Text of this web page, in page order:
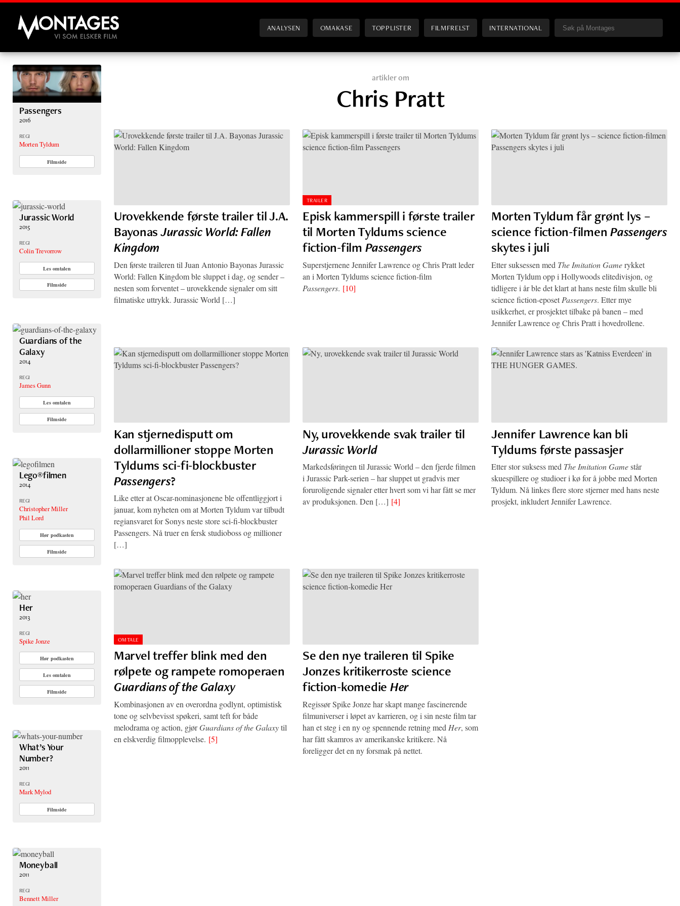
Montages
ANALYSEN OMAKASE TOPPLISTER FILMFRELST INTERNATIONAL
Passengers
2016
REGI
Morten Tyldum
Filmside
Jurassic World
2015
REGI
Colin Trevorrow
Les omtalen
Filmside
Guardians of the
Galaxy
2014
REGI
James Gunn
Les omtalen
Filmside
Lego®filmen
2014
REGI
Christopher Miller
Phil Lord
Hør podkasten
Filmside
Her
2013
REGI
Spike Jonze
Hør podkasten
Les omtalen
Filmside
What’s Your
Number?
2011
REGI
Mark Mylod
Filmside
Moneyball
2011
REGI
Bennett Miller
artikler om
Chris Pratt
Urovekkende første trailer til J.A.
BayonasJurassic World: Fallen
Kingdom
Den første traileren til Juan Antonio Bayonas Jurassic
World: Fallen Kingdom ble sluppet i dag, og sender –
nesten som forventet – urovekkende signaler om sitt
filmatiske uttrykk. Jurassic World […]
TRAILER
Episk kammerspill i første trailer
til Morten Tyldums science
fiction-film Passengers
Superstjernene Jennifer Lawrence og Chris Pratt leder
an i Morten Tyldums science fiction-film
Passengers. [10]
Morten Tyldum får grønt lys –
science fiction-filmenPassengers
skytes i juli
Etter suksessen med The Imitation Gamerykket
Morten Tyldum opp i Hollywoods elitedivisjon, og
tidligere i år ble det klart at hans neste film skulle bli
science fiction-eposet Passengers. Etter mye
usikkerhet, er prosjektet tilbake på banen – med
Jennifer Lawrence og Chris Pratt i hovedrollene.
Kan stjernedisputt om
dollarmillioner stoppe Morten
Tyldums sci-fi-blockbuster
Passengers?
Like etter at Oscar-nominasjonene ble offentliggjort i
januar, kom nyheten om at Morten Tyldum var tilbudt
regiansvaret for Sonys neste store sci-fi-blockbuster
Passengers. Nå truer en fersk studioboss og millioner
[…]
Ny, urovekkende svak trailer til
Jurassic World
Markedsføringen til Jurassic World – den fjerde filmen
i Jurassic Park-serien – har sluppet ut gradvis mer
foruroligende signaler etter hvert som vi har fått se mer
av produksjonen. Den […] [4]
Jennifer Lawrence kan bli
Tyldums første passasjer
Etter stor suksess med The Imitation Gamestår
skuespillere og studioer i kø for å jobbe med Morten
Tyldum. Nå linkes flere store stjerner med hans neste
prosjekt, inkludert Jennifer Lawrence.
OMTALE
Marvel treffer blink med den
rølpete og rampete romoperaen
Guardians of the Galaxy
Kombinasjonen av en overordna godlynt, optimistisk
tone og selvbevisst spøkeri, samt teft for både
melodrama og action, gjørGuardians of the Galaxytil
en elskverdig filmopplevelse. [5]
Se den nye traileren til Spike
Jonzes kritikerroste science
fiction-komedie Her
Regissør Spike Jonze har skapt mange fascinerende
filmuniverser i løpet av karrieren, og i sin neste film tar
han et steg i en ny og spennende retning med Her, som
har fått skamros av amerikanske kritikere. Nå
foreligger det en ny forsmak på nettet.